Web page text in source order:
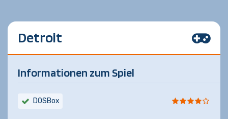
Detroit
Informationen zum Spiel
DOSBox